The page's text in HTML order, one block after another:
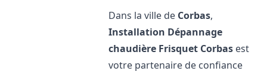
Dans la ville de Corbas,
Installation Dépannage
chaudière Frisquet Corbas est
votre partenaire de confiance